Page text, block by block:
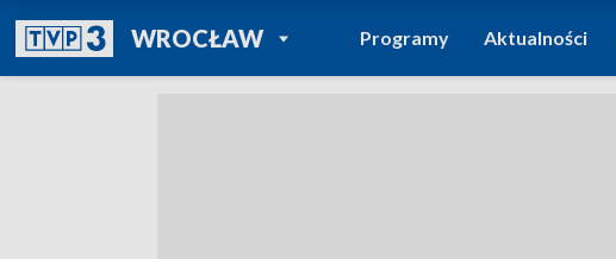
WROCŁAWPOWRÓT DO
TVP REGIONY
Programy Aktualności